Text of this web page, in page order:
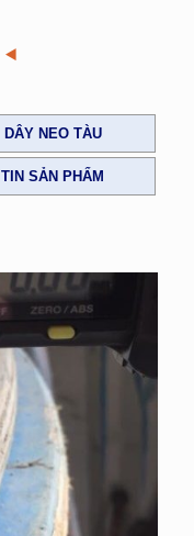
DÂY NEO TÀU
TIN SẢN PHẨM